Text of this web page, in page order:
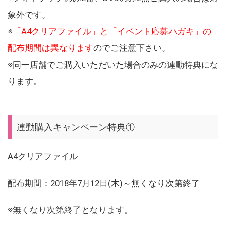
象外です。
※ 「A4クリアファイル」と「イベント応募ハガキ」の
配布期間は異なりますのでご注意下さい。
※同一店舗でご購入いただいた場合のみの連動特典にな
ります。
連動購入キャンペーン特典①
A4クリアファイル
配布期間：2018年7月12日(木)～無くなり次第終了
※無くなり次第終了となります。